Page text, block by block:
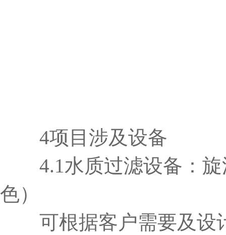
4项目涉及设备
4.1水质过滤设备：旋
色）
可根据客户需要及设